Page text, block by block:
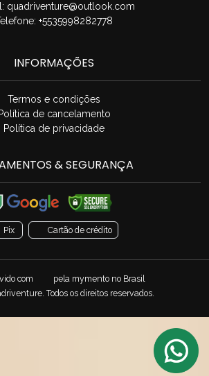
quadriventure@outlook.com
+5535998282778
INFORMAÇÕES
Termos e condições
Política de cancelamento
Política de privacidade
& SEGURANÇA
Pix Cartão de crédito
com pela mymento no Brasil
Todos os direitos reservados.